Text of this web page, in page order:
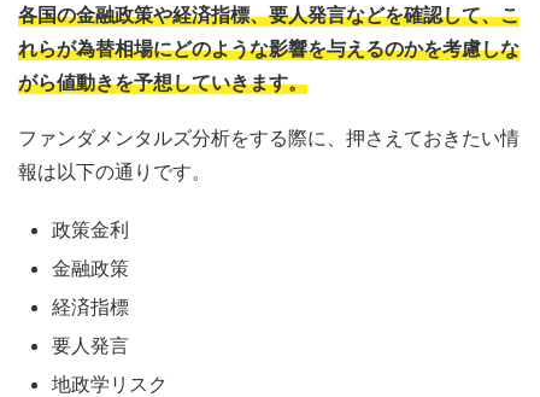
各国の金融政策や経済指標、要人発言などを確認して、こ
れらが為替相場にどのような影響を与えるのかを考慮しな
がら値動きを予想していきます。
ファンダメンタルズ分析をする際に、押さえておきたい情
報は以下の通りです。
政策金利
金融政策
経済指標
要人発言
地政学リスク